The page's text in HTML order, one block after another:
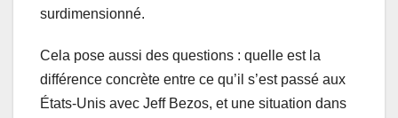
surdimensionné.
Cela pose aussi des questions : quelle est la
différence concrète entre ce qu’il s’est passé aux
États-Unis avec Jeff Bezos, et une situation dans